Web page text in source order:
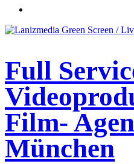
Full
Film-
München